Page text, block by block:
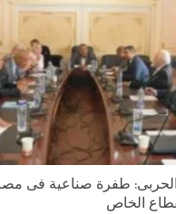
الحربى: طفرة صناعية فى
الخاص